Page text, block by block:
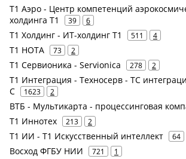
Т1 Аэро - Центр компетенций
холдинга Т1
39 6
Т1 Холдинг - ИТ-холдинг Т1 511 4
Т1 НОТА 73 2
Т1 Сервионика - Servionica 278 2
Т1 Интеграция - Техносерв - ТС
С
1623 2
ВТБ - Мультикарта - процессинговая
Т1 Иннотех 213 2
Т1 ИИ - Т1 Искусственный интеллект 64
Восход ФГБУ НИИ 721 1